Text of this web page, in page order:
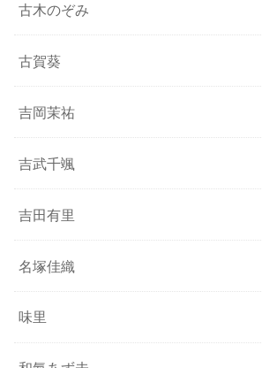
古木のぞみ
古賀葵
吉岡茉祐
吉武千颯
吉田有里
名塚佳織
味里